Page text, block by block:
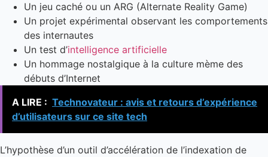
Un jeu caché ou un ARG (Alternate Reality Game)
Un projet expérimental observant les comportements
des internautes
Un test d’intelligence artificielle
Un hommage nostalgique à la culture mème des
débuts d’Internet
A LIRE : Technovateur : avis et retours d’expérience
d’utilisateurs sur ce site tech
L’hypothèse d’un outil d’accélération de l’indexation de